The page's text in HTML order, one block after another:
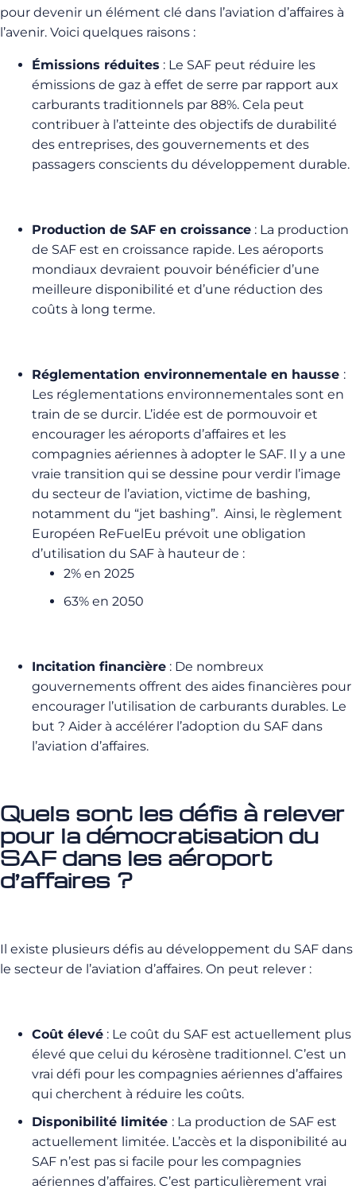
pour devenir un élément clé dans l’aviation d’affaires à
l’avenir. Voici quelques raisons :
Émissions réduites : Le SAF peut réduire les
émissions de gaz à effet de serre par rapport aux
carburants traditionnels par 88%. Cela peut
contribuer à l’atteinte des objectifs de durabilité
des entreprises, des gouvernements et des
passagers conscients du développement durable.
Production de SAF en croissance : La production
de SAF est en croissance rapide. Les aéroports
mondiaux devraient pouvoir bénéficier d’une
meilleure disponibilité et d’une réduction des
coûts à long terme.
Réglementation environnementale en hausse :
Les réglementations environnementales sont en
train de se durcir. L’idée est de pormouvoir et
encourager les aéroports d’affaires et les
compagnies aériennes à adopter le SAF. Il y a une
vraie transition qui se dessine pour verdir l’image
du secteur de l’aviation, victime de bashing,
notamment du “jet bashing”. Ainsi, le règlement
Européen ReFuelEu prévoit une obligation
d’utilisation du SAF à hauteur de :
2% en 2025
63% en 2050
Incitation financière : De nombreux
gouvernements offrent des aides financières pour
encourager l’utilisation de carburants durables. Le
but ? Aider à accélérer l’adoption du SAF dans
l’aviation d’affaires.
Quels sont les défis à relever
pour la démocratisation du
SAF dans les aéroport
d’affaires ?
Il existe plusieurs défis au développement du SAF dans
le secteur de l’aviation d’affaires. On peut relever :
Coût élevé : Le coût du SAF est actuellement plus
élevé que celui du kérosène traditionnel. C’est un
vrai défi pour les compagnies aériennes d’affaires
qui cherchent à réduire les coûts.
Disponibilité limitée : La production de SAF est
actuellement limitée. L’accès et la disponibilité au
SAF n’est pas si facile pour les compagnies
aériennes d’affaires. C’est particulièrement vrai